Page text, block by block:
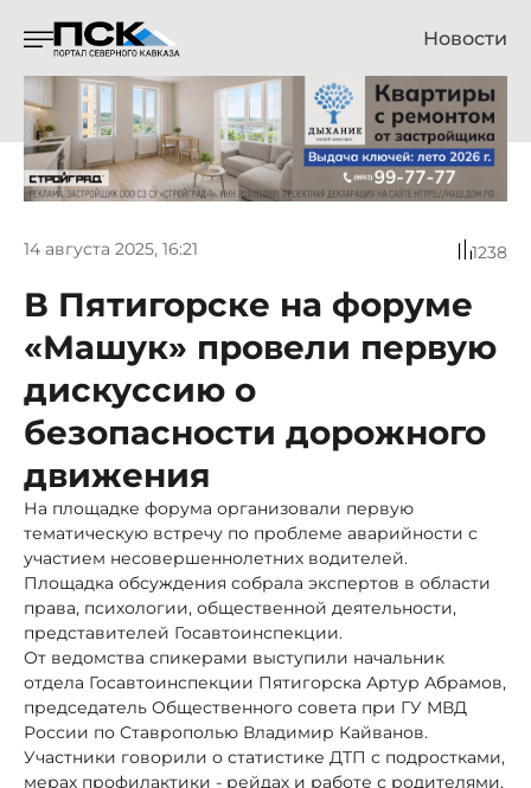
Новости
14 августа 2025, 16:21 1238
В Пятигорске на форуме
«Машук» провели первую
дискуссию о
безопасности дорожного
движения
На площадке форума организовали первую
тематическую встречу по проблеме аварийности с
участием несовершеннолетних водителей.
Площадка обсуждения собрала экспертов в области
права, психологии, общественной деятельности,
представителей Госавтоинспекции.
От ведомства спикерами выступили начальник
отдела Госавтоинспекции Пятигорска Артур Абрамов,
председатель Общественного совета при ГУ МВД
России по Ставрополью Владимир Кайванов.
Участники говорили о статистике ДТП с подростками,
мерах профилактики - рейдах и работе с родителями,